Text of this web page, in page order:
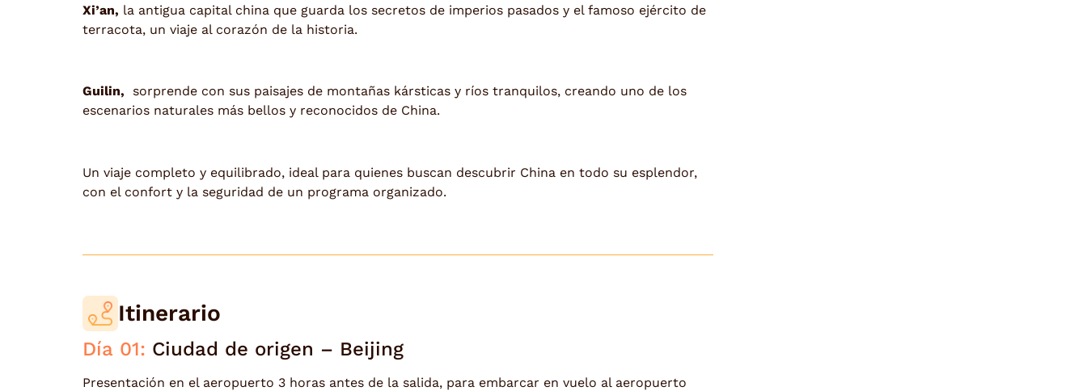
Xi’an, la antigua capital china que guarda los secretos de imperios pasados y el famoso ejército de
terracota, un viaje al corazón de la historia.
Guilin, sorprende con sus paisajes de montañas kársticas y ríos tranquilos, creando uno de los
escenarios naturales más bellos y reconocidos de China.
Un viaje completo y equilibrado, ideal para quienes buscan descubrir China en todo su esplendor,
con el confort y la seguridad de un programa organizado.
Itinerario
Día 01: Ciudad de origen – Beijing
Presentación en el aeropuerto 3 horas antes de la salida, para embarcar en vuelo al aeropuerto